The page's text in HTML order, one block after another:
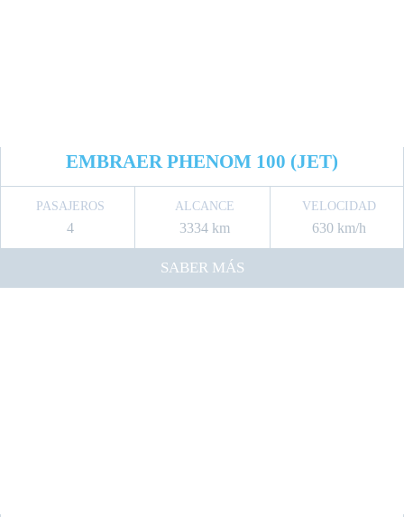
EMBRAER PHENOM 100 (JET)
PASAJEROS
4
ALCANCE
3334 km
VELOCIDAD
630 km/h
SABER MÁS